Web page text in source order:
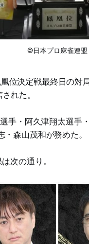
©日本プロ麻雀連盟
位決定戦最終日の対
れた。
手・阿久津翔太選手
森山茂和が務めた。
次の通り。